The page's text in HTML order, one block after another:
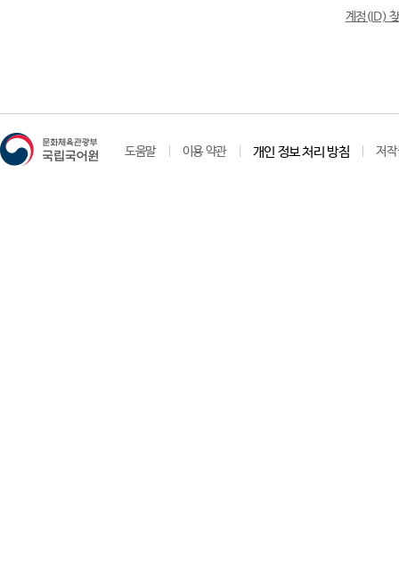
계정(ID)
도움말 이용 약관 개인 정보 처리 방침 저